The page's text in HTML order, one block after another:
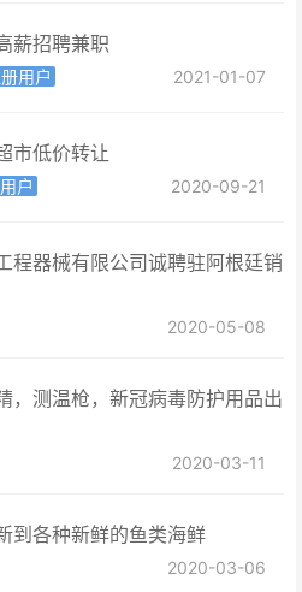
薪招聘兼职
用户 2021-01-07
市低价转让
户 2020-09-21
程器械有限公司诚聘驻阿根廷销
2020-05-08
，测温枪，新冠病毒防护用品出
2020-03-11
到各种新鲜的鱼类海鲜
2020-03-06